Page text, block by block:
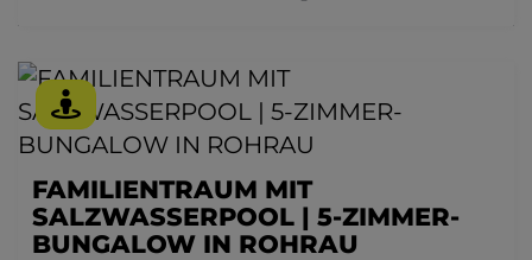
FAMILIENTRAUM MIT
SALZWASSERPOOL | 5-ZIMMER-
BUNGALOW IN ROHRAU